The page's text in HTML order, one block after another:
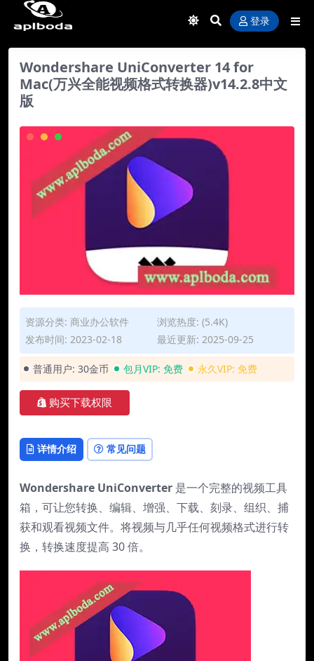
登录
Wondershare UniConverter 14 for
Mac(万兴全能视频格式转换器)v14.2.8中文
版
资源分类: 商业办公软件
浏览热度: (5.4K)
发布时间: 2023-02-18
最近更新: 2025-09-25
普通用户: 30金币 包月VIP: 免费 永久VIP: 免费
购买下载权限
详情介绍 常见问题
Wondershare UniConverter 是一个完整的视频工具
箱，可让您转换、编辑、增强、下载、刻录、组织、捕
获和观看视频文件。将视频与几乎任何视频格式进行转
换，转换速度提高 30 倍。